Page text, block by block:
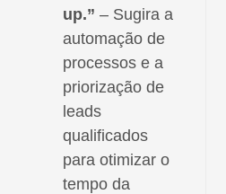
up.” – Sugira a
automação de
processos e a
priorização de
leads
qualificados
para otimizar o
tempo da